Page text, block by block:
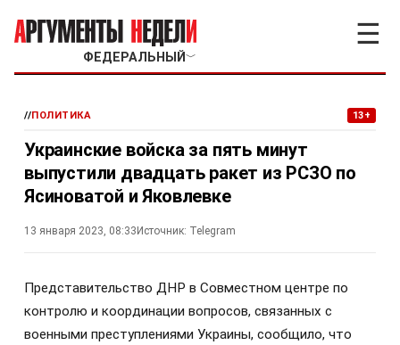
ФЕДЕРАЛЬНЫЙ ﹀
☰
//ПОЛИТИКА 13+
Украинские войска за пять минут
выпустили двадцать ракет из РСЗО по
Ясиноватой и Яковлевке
13 января 2023, 08:33 Источник: Telegram
Представительство ДНР в Совместном центре по
контролю и координации вопросов, связанных с
военными преступлениями Украины, сообщило, что